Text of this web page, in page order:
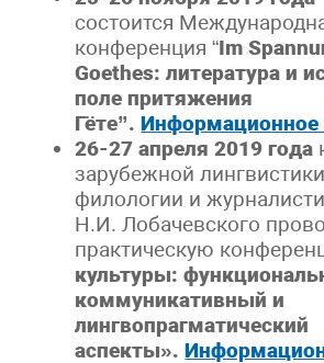
состоится
конференция “Im
Goethes:литература и
поле притяжения
Гёте”.Информационное
26-27 апреля 2019 года
зарубежной
филологии и
Н.И. Лобачевского
практическую
культуры:
коммуникативный и
лингвопрагматический
аспекты».